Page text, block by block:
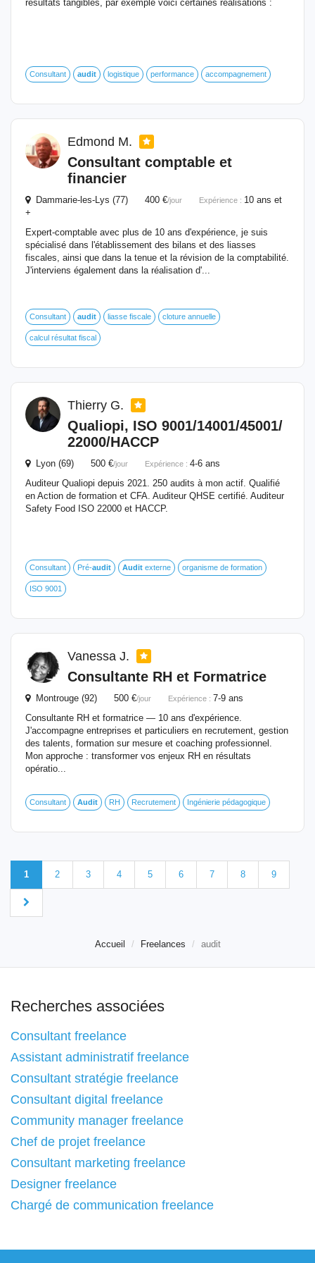
résultats tangibles, par exemple voici certaines réalisations :
Consultant audit logistique performance accompagnement
Edmond M.
Consultant comptable et
financier
Dammarie-les-Lys (77) 400 €/jour Expérience : 10 ans et
+
Expert-comptable avec plus de 10 ans d'expérience, je suis
spécialisé dans l'établissement des bilans et des liasses
fiscales, ainsi que dans la tenue et la révision de la comptabilité.
J'interviens également dans la réalisation d'...
Consultant audit liasse fiscale cloture annuelle
calcul résultat fiscal
Thierry G.
Qualiopi, ISO 9001/14001/45001/
22000/HACCP
Lyon (69) 500 €/jour Expérience : 4-6 ans
Auditeur Qualiopi depuis 2021. 250 audits à mon actif. Qualifié
en Action de formation et CFA. Auditeur QHSE certifié. Auditeur
Safety Food ISO 22000 et HACCP.
Consultant Pré-audit Audit externe organisme de formation
ISO 9001
Vanessa J.
Consultante RH et Formatrice
Montrouge (92) 500 €/jour Expérience : 7-9 ans
Consultante RH et formatrice — 10 ans d'expérience.
J'accompagne entreprises et particuliers en recrutement, gestion
des talents, formation sur mesure et coaching professionnel.
Mon approche : transformer vos enjeux RH en résultats
opératio...
Consultant Audit RH Recrutement Ingénierie pédagogique
1 2 3 4 5 6 7 8 9
Accueil Freelances audit
Recherches associées
Consultant freelance
Assistant administratif freelance
Consultant stratégie freelance
Consultant digital freelance
Community manager freelance
Chef de projet freelance
Consultant marketing freelance
Designer freelance
Chargé de communication freelance